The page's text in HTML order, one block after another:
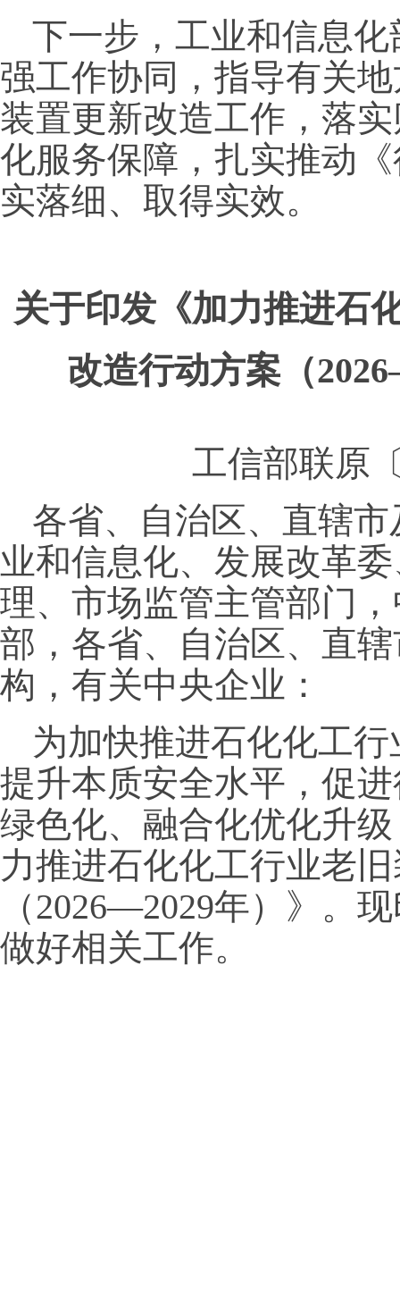
下一步，工业和信息
强工作协同，指导有关
装置更新改造工作，落
化服务保障，扎实推动
实落细、取得实效。
关于印发《加力推进石
改造行动方案（
工信部联原
各省、自治区、直辖
业和信息化、发展改革
理、市场监管主管部门
部，各省、自治区、直
构，有关中央企业：
为加快推进石化化工
提升本质安全水平，促
绿色化、融合化优化升
力推进石化化工行业老
（2026—2029年）》。
做好相关工作。